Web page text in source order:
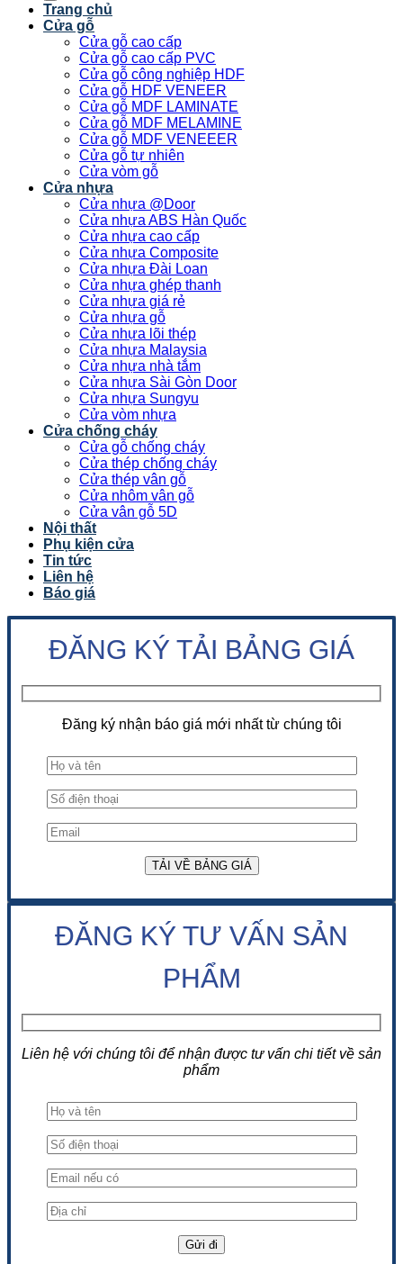
Trang chủ
Cửa gỗ
Cửa gỗ cao cấp
Cửa gỗ cao cấp PVC
Cửa gỗ công nghiệp HDF
Cửa gỗ HDF VENEER
Cửa gỗ MDF LAMINATE
Cửa gỗ MDF MELAMINE
Cửa gỗ MDF VENEEER
Cửa gỗ tự nhiên
Cửa vòm gỗ
Cửa nhựa
Cửa nhựa @Door
Cửa nhựa ABS Hàn Quốc
Cửa nhựa cao cấp
Cửa nhựa Composite
Cửa nhựa Đài Loan
Cửa nhựa ghép thanh
Cửa nhựa giá rẻ
Cửa nhựa gỗ
Cửa nhựa lõi thép
Cửa nhựa Malaysia
Cửa nhựa nhà tắm
Cửa nhựa Sài Gòn Door
Cửa nhựa Sungyu
Cửa vòm nhựa
Cửa chống cháy
Cửa gỗ chống cháy
Cửa thép chống cháy
Cửa thép vân gỗ
Cửa nhôm vân gỗ
Cửa vân gỗ 5D
Nội thất
Phụ kiện cửa
Tin tức
Liên hệ
Báo giá
ĐĂNG KÝ TẢI BẢNG GIÁ
Đăng ký nhận báo giá mới nhất từ chúng tôi
ĐĂNG KÝ TƯ VẤN SẢN
PHẨM
Liên hệ với chúng tôi để nhận được tư vấn chi tiết về sản
phẩm